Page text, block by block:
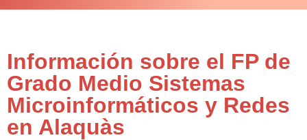
Información sobre el FP de
Grado Medio Sistemas
Microinformáticos y Redes
en Alaquàs